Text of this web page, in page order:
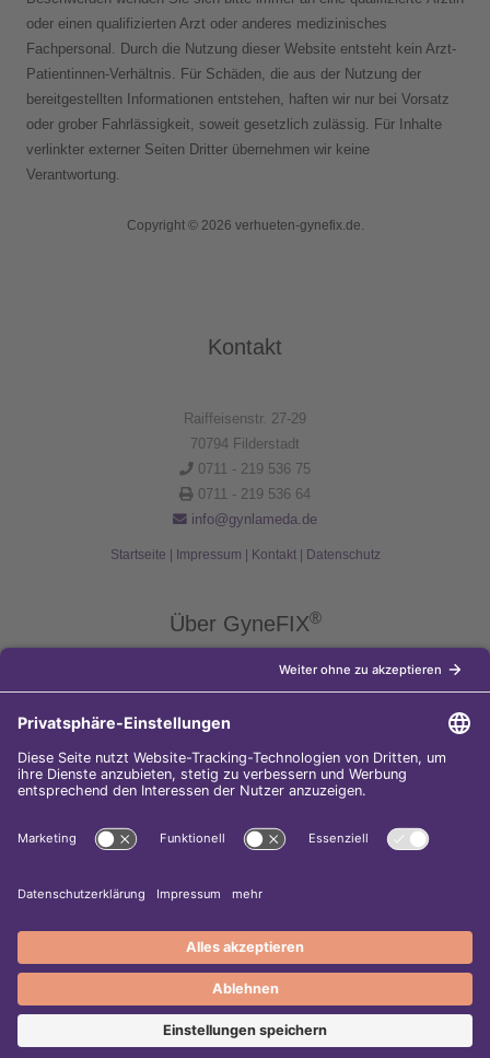
oder einen qualifizierten Arzt oder anderes medizinisches
Fachpersonal. Durch die Nutzung dieser Website entsteht kein Arzt-
Patientinnen-Verhältnis. Für Schäden, die aus der Nutzung der
bereitgestellten Informationen entstehen, haften wir nur bei Vorsatz
oder grober Fahrlässigkeit, soweit gesetzlich zulässig. Für Inhalte
verlinkter externer Seiten Dritter übernehmen wir keine
Verantwortung.
Copyright © 2026 verhueten-gynefix.de.
Kontakt
Raiffeisenstr. 27-29
70794 Filderstadt
0711 - 219 536 75
0711 - 219 536 64
info@gynlameda.de
Startseite Impressum Kontakt| Datenschutz
Über GyneFIX®
Die Kupferkette GyneFIX®bietet als Weiterentwicklung der
Kupferspirale Frauen jeden Alters eine moderne Verhütungsmethode
Sie wird wie eine konventionelle Spirale in die Gebärmutterhöhle
eingeführt und sorgt für einen langfristigen und sicheren
Diese Internet-Seite gehört zu den
5.000 besten Surftipps im Web-
Adressbuch!